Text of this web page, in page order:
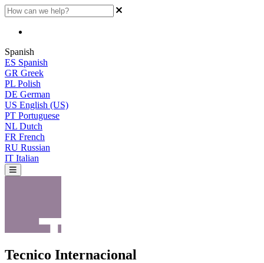
Spanish
ES Spanish
GR Greek
PL Polish
DE German
US English (US)
PT Portuguese
NL Dutch
FR French
RU Russian
IT Italian
Tecnico Internacional